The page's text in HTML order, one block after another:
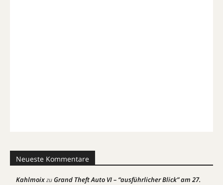
Neueste Kommentare
KahlmoixzuGrand Theft Auto VI – “ausführlicher Blick” am 27.